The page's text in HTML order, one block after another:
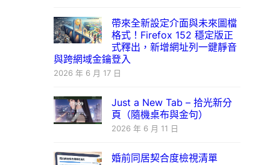
帶來全新設定介面與未來圖檔
格式！Firefox 152 穩定版正
式釋出，新增網址列一鍵靜音
與跨網域金鑰登入
2026 年 6 月 17 日
Just a New Tab – 拾光新分
頁（隨機桌布與金句）
2026 年 6 月 11 日
婚前同居契合度檢視清單